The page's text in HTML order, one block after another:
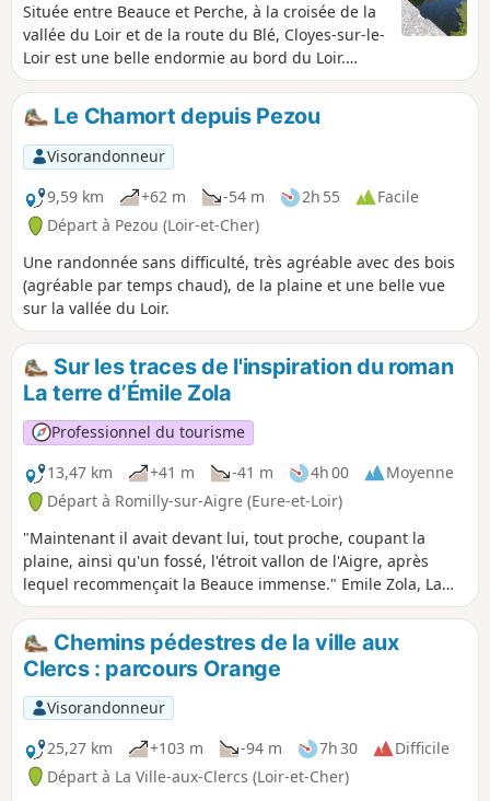
Située entre Beauce et Perche, à la croisée de la
vallée du Loir et de la route du Blé, Cloyes-sur-le-
Loir est une belle endormie au bord du Loir.
Cette jolie ville à vivre réunit modernité et
patrimoine. La randonnée parcours la campagne
avec ses vallons, forêts, collines vallonnées saura
vous séduire.
Le Chamort depuis Pezou
Visorandonneur
9,59 km
+62 m -54 m 2h 55
Facile
Départ à Pezou (Loir-et-Cher)
Une randonnée sans difficulté, très agréable avec des bois
(agréable par temps chaud), de la plaine et une belle vue
sur la vallée du Loir.
Sur les traces de l'inspiration du roman
La terre d’Émile Zola
Professionnel du tourisme
13,47 km
+41 m -41 m 4h 00
Moyenne
Départ à Romilly-sur-Aigre (Eure-et-Loir)
"Maintenant il avait devant lui, tout proche, coupant la
plaine, ainsi qu'un fossé, l'étroit vallon de l'Aigre, après
lequel recommençait la Beauce immense." Emile Zola, La
Terre Sa grand-mère étant née en Eure-et-Loir, c'est dans ce
département qu'Émile Zola décida de séjourner pour écrire
un de ses romans les plus connus, La terre.
Chemins pédestres de la ville aux
Clercs : parcours Orange
Visorandonneur
25,27 km
+103 m -94 m 7h 30
Difficile
Départ à La Ville-aux-Clercs (Loir-et-Cher)